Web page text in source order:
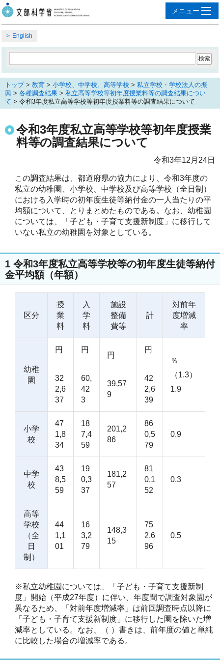
English
トップ> 教育 > 小学校、中学校、高等学校 > 私立学校・学校法人の振
興 > 各種調査結果 > 私立高等学校等初年度授業料等の調査結果につい
て > 令和3年度私立高等学校等初年度授業料等の調査結果について
令和3年度私立高等学校等初年度授業
料等の調査結果について
令和3年12月24日
この調査結果は、都道府県の協力により、令和3年度の
私立の幼稚園、小学校、中学校及び高等学校（全日制）
における入学時の初年度生徒等納付金の一人当たりの平
均額について、とりまとめたものである。なお、幼稚園
については、「子ども・子育て支援新制度」に移行して
いない私立の幼稚園を対象としている。
1 令和3年度私立高等学校等の初年度生徒等納付
金平均額（年額）
区分
授
業
料
入
学
料
施設
整備
費等
計
対前年
度増減
率
幼稚
園
円
32
2,6
37
円
60,
42
3
円
39,57
9
円
42
2,6
39
％
（1.3）
1.9
小学
校
47
1,8
34
18
7,4
59
201,2
86
86
0,5
79
0.9
中学
校
43
8,5
59
19
0,3
37
181,2
57
81
0,1
52
0.3
高等
学校
（全
日
制）
44
1,1
01
16
3,2
79
148,3
15
75
2,6
96
0.5
※私立幼稚園については、「子ども・子育て支援新制
度」開始（平成27年度）に伴い、年度間で調査対象園が
異なるため、「対前年度増減率」は前回調査時点以降に
「子ども・子育て支援新制度」に移行した園を除いた増
減率としている。なお、（ ）書きは、前年度の値と単純
に比較した場合の増減率である。